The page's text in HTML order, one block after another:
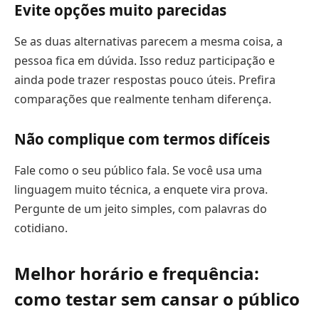
Evite opções muito parecidas
Se as duas alternativas parecem a mesma coisa, a
pessoa fica em dúvida. Isso reduz participação e
ainda pode trazer respostas pouco úteis. Prefira
comparações que realmente tenham diferença.
Não complique com termos difíceis
Fale como o seu público fala. Se você usa uma
linguagem muito técnica, a enquete vira prova.
Pergunte de um jeito simples, com palavras do
cotidiano.
Melhor horário e frequência:
como testar sem cansar o público